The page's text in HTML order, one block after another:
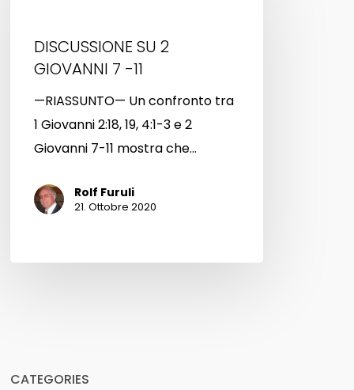
GIOVANNI
DISCUSSIONE SU 2
GIOVANNI 7 -11
—RIASSUNTO— Un confronto tra
1 Giovanni 2:18, 19, 4:1-3 e 2
Giovanni 7-11 mostra che…
Rolf Furuli
21. Ottobre 2020
CATEGORIES